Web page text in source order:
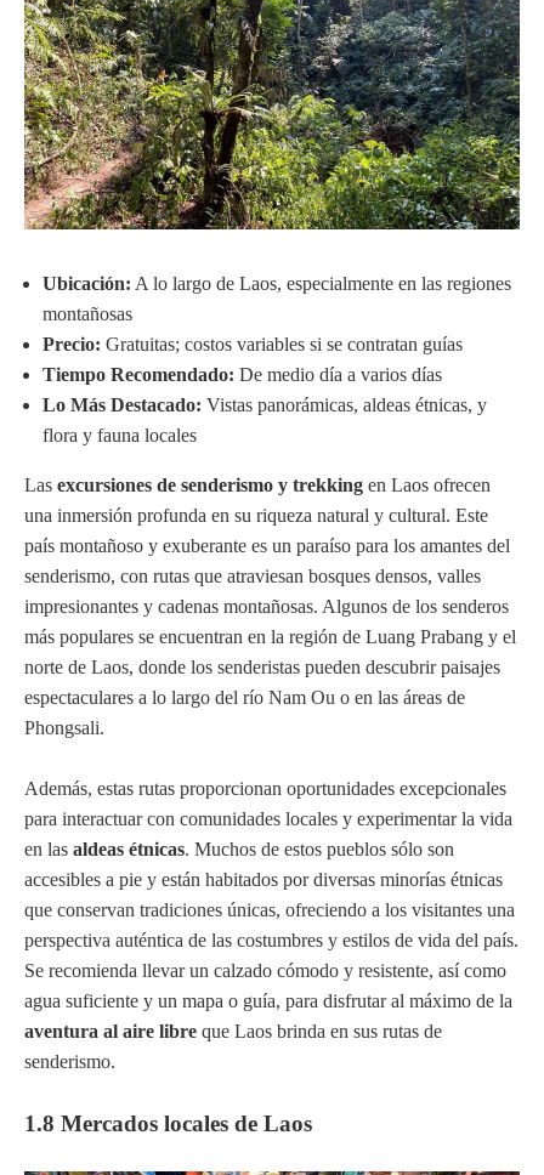
Ubicación: A lo largo de Laos, especialmente en las regiones
montañosas
Precio: Gratuitas; costos variables si se contratan guías
Tiempo Recomendado: De medio día a varios días
Lo Más Destacado: Vistas panorámicas, aldeas étnicas, y
flora y fauna locales
Las excursiones de senderismo y trekking en Laos ofrecen
una inmersión profunda en su riqueza natural y cultural. Este
país montañoso y exuberante es un paraíso para los amantes del
senderismo, con rutas que atraviesan bosques densos, valles
impresionantes y cadenas montañosas. Algunos de los senderos
más populares se encuentran en la región de Luang Prabang y el
norte de Laos, donde los senderistas pueden descubrir paisajes
espectaculares a lo largo del río Nam Ou o en las áreas de
Phongsali.
Además, estas rutas proporcionan oportunidades excepcionales
para interactuar con comunidades locales y experimentar la vida
en las aldeas étnicas. Muchos de estos pueblos sólo son
accesibles a pie y están habitados por diversas minorías étnicas
que conservan tradiciones únicas, ofreciendo a los visitantes una
perspectiva auténtica de las costumbres y estilos de vida del país.
Se recomienda llevar un calzado cómodo y resistente, así como
agua suficiente y un mapa o guía, para disfrutar al máximo de la
aventura al aire libre que Laos brinda en sus rutas de
senderismo.
1.8 Mercados locales de Laos